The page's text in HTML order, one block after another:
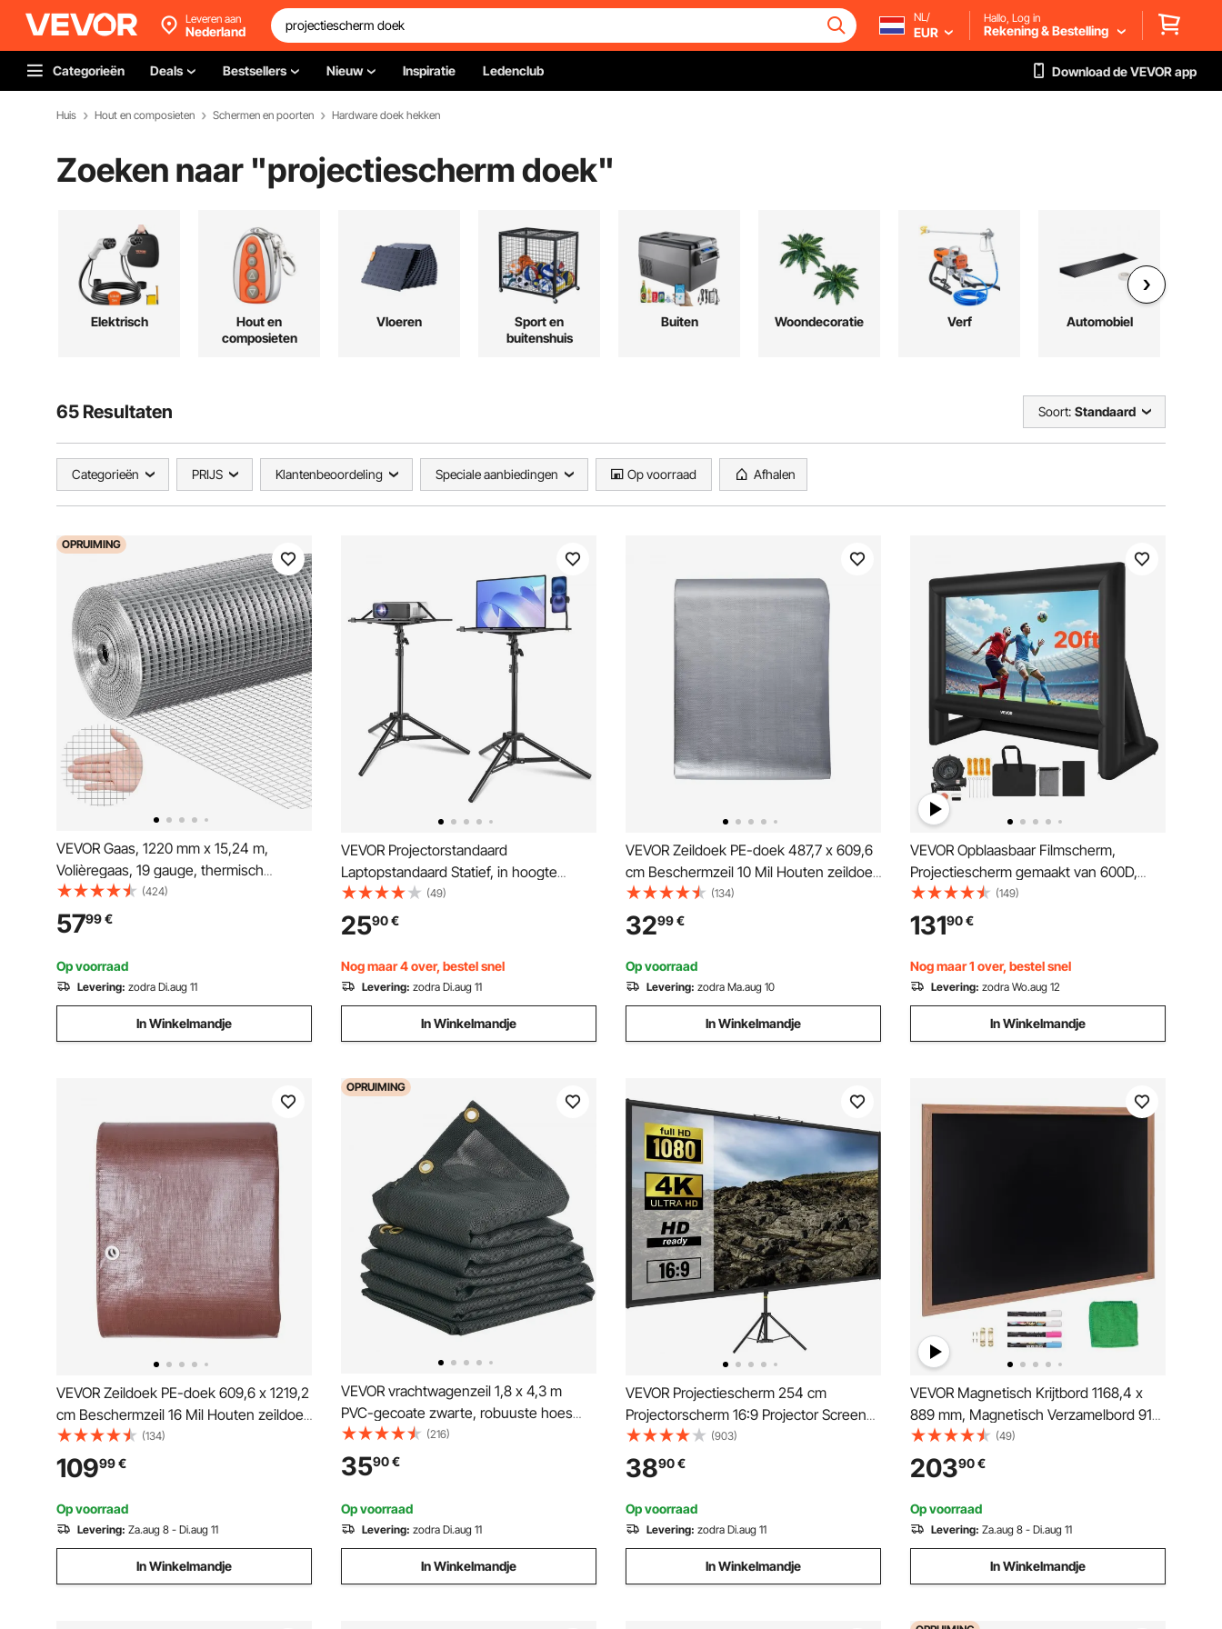
Leveren aan
Nederland
NL/
EUR
Hallo, Log in
Rekening & Bestelling
Categorieën Deals Bestsellers Nieuw Inspiratie Ledenclub Download de VEVOR app
Huis Hout en composieten Schermen en poorten Hardware doek hekken
Zoeken naar "projectiescherm doek"
Elektrisch
Hout en
composieten
Vloeren
Sport en
buitenshuis
Buiten Woondecoratie Verf Automobiel
65 Resultaten Soort: Standaard
Categorieën PRIJS Klantenbeoordeling Speciale aanbiedingen Op voorraad Afhalen
OPRUIMING
VEVOR Gaas, 1220 mm x 15,24 m,
Volièregaas, 19 gauge, thermisch
verzinkt gaas op rol, gaas met schakels,
gaas voor konijnenkooien, tuin, kleine
knaagdieren
(424)
5799€
Op voorraad
Levering: zodra Di.aug 11
In Winkelmandje
VEVOR Projectorstandaard
Laptopstandaard Statief, in hoogte
verstelbaar van 685 tot 1600 mm,
draagbaar projectorstatief met plank en
zwanenhals telefoonhouder, voor
buitenfilms, kantoor aan huis,
draagvermogen 5 kg
(49)
2590€
Nog maar 4 over, bestel snel
Levering: zodra Di.aug 11
In Winkelmandje
VEVOR Zeildoek PE-doek 487,7 x 609,6
cm Beschermzeil 10 Mil Houten zeildoek
12 x 12 Stoffen tuinzeildoek Waterdicht
UV-bestendig voor het afdekken van
campers, auto's, motoren,
tuinmeubelen Bruin Zilver
(134)
3299€
Op voorraad
Levering: zodra Ma.aug 10
In Winkelmandje
VEVOR Opblaasbaar Filmscherm,
Projectiescherm gemaakt van 600D,
Projectiescherm met Draagbare
Opbergtas, 16:9, Filmprojectie voor
Thuisbioscoop, Themafeest,
Zwembadplezier (476 x 200 x 378 cm)
(149)
13190€
Nog maar 1 over, bestel snel
Levering: zodra Wo.aug 12
In Winkelmandje
VEVOR Zeildoek PE-doek 609,6 x 1219,2
cm Beschermzeil 16 Mil Houten zeildoek
16 x 16 Stoffen tuinzeildoek Waterdicht
UV-bestendig voor het afdekken van
campers, auto's, motoren en
tuinmeubelen Bruin
(134)
10999€
Op voorraad
Levering: Za.aug 8 - Di.aug 11
In Winkelmandje
OPRUIMING
VEVOR vrachtwagenzeil 1,8 x 4,3 m
PVC-gecoate zwarte, robuuste hoes
met dubbele zak, messing ogen,
versterkt dubbelnaalds doek geschikt
voor handmatige of elektrische
kiepwagensystemen
(216)
3590€
Op voorraad
Levering: zodra Di.aug 11
In Winkelmandje
VEVOR Projectiescherm 254 cm
Projectorscherm 16:9 Projector Screen
van Polyester en Aluminiumlegering met
Verstelbaar Aluminium Statief en 160
Graden Kijkhoek voor Thuisbioscoop,
Vergaderruimte, enz
(903)
3890€
Op voorraad
Levering: zodra Di.aug 11
In Winkelmandje
VEVOR Magnetisch Krijtbord 1168,4 x
889 mm, Magnetisch Verzamelbord 913
x 1092 mm, Verticaal of Horizontaal
Ophangen incl. 4 Krijtstiften & Doek,
Wandmontagestandaard
(49)
20390€
Op voorraad
Levering: Za.aug 8 - Di.aug 11
In Winkelmandje